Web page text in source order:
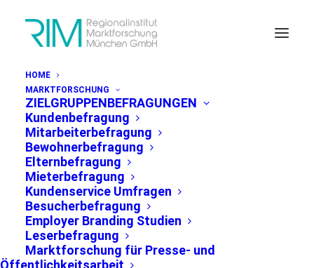
HOME
MARKTFORSCHUNG
ZIELGRUPPENBEFRAGUNGEN
Kundenbefragung
Mitarbeiterbefragung
Bewohnerbefragung
Elternbefragung
Mieterbefragung
Kundenservice Umfragen
Besucherbefragung
Employer Branding Studien
Leserbefragung
Marktforschung für Presse- und
Öffentlichkeitsarbeit
PRESSEMITTEILUNG MÜNCHEN, 25.09.2018
71% der